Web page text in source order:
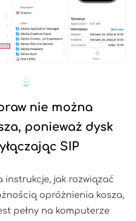
nie można
ponieważ dysk
SIP
instrukcje, jak rozwiązać
opróżnienia kosza,
pełny na komputerze